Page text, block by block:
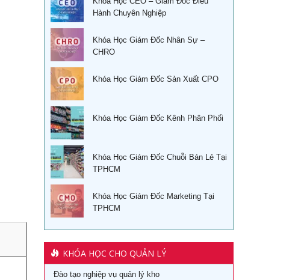
Hành Chuyên Nghiệp
Khóa Học Giám Đốc Nhân Sự –
CHRO
Khóa Học Giám Đốc Sản Xuất CPO
Khóa Học Giám Đốc Kênh Phân Phối
Khóa Học Giám Đốc Chuỗi Bán Lẻ Tại
TPHCM
Khóa Học Giám Đốc Marketing Tại
TPHCM
KHÓA HỌC CHO QUẢN LÝ
Đào tạo nghiệp vụ quản lý kho